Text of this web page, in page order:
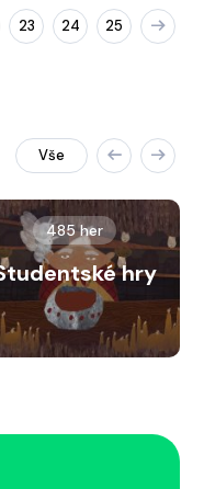
23 24 25
Vše
485 her
hry